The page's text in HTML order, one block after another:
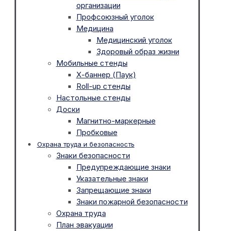
организации
Профсоюзный уголок
Медицина
Медицинский уголок
Здоровый образ жизни
Мобильные стенды
Х-баннер (Паук)
Roll-up стенды
Настольные стенды
Доски
Магнитно-маркерные
Пробковые
Охрана труда и безопасность
Знаки безопасности
Предупреждающие знаки
Указательные знаки
Запрещающие знаки
Знаки пожарной безопасности
Охрана труда
План эвакуации